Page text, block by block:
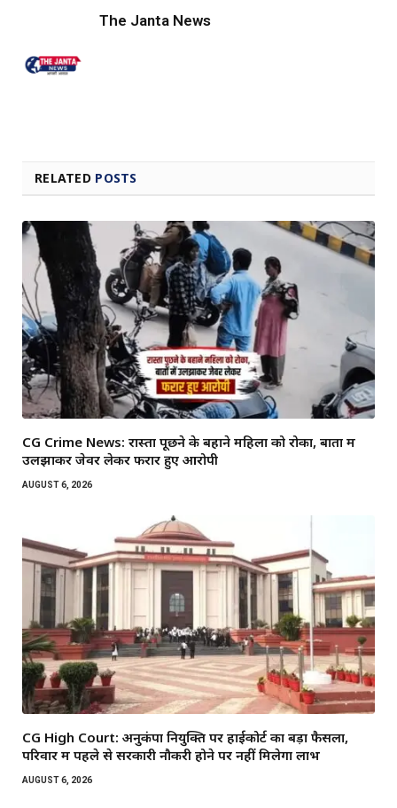
The Janta News
RELATED POSTS
CG Crime News: रास्ता पूछने के बहाने महिला को रोका, बातों में
उलझाकर जेवर लेकर फरार हुए आरोपी
AUGUST 6, 2026
CG High Court: अनुकंपा नियुक्ति पर हाईकोर्ट का बड़ा फैसला,
परिवार में पहले से सरकारी नौकरी होने पर नहीं मिलेगा लाभ
AUGUST 6, 2026